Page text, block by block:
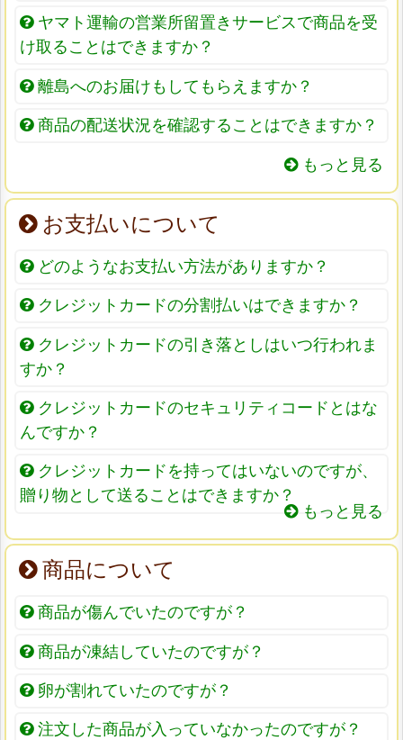
ヤマト運輸の営業所留置きサービスで商品を受
け取ることはできますか？
離島へのお届けもしてもらえますか？
商品の配送状況を確認することはできますか？
もっと見る
お支払いについて
どのようなお支払い方法がありますか？
クレジットカードの分割払いはできますか？
クレジットカードの引き落としはいつ行われま
すか？
クレジットカードのセキュリティコードとはな
んですか？
クレジットカードを持ってはいないのですが、
贈り物として送ることはできますか？
もっと見る
商品について
商品が傷んでいたのですが？
商品が凍結していたのですが？
卵が割れていたのですが？
注文した商品が入っていなかったのですが？